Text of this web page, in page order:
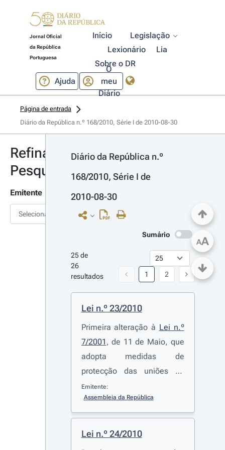
Jornal Oficial
da República
Portuguesa
Início
Legislação
Lexionário
Lia
Sobre o DR
Ajuda
O
meu
Diário
Página de entrada
Diário da República n.º 168/2010, Série I de 2010-08-30
Refinar
Pesquisa
Emitente
Selecionar
Diário da República n.º
168/2010, Série I de
2010-08-30
Sumário
25 de
26
resultados
1 2
Lei n.º 23/2010
Primeira alteração à Lei n.º
7/2001 , de 11 de Maio, que
adopta medidas de
protecção das uniões de
facto, terceira alteração ao
Decreto-Lei n.º 322/90
18 de Outubro, que define e
regulamenta a protecção na
Emitente:
Assembleia da República
Lei n.º 24/2010
AA